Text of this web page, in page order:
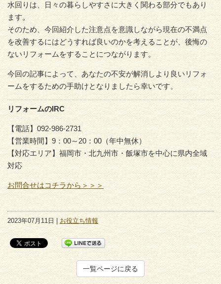
水回りは、日々の暮らしやすさに大きく関わる部分でもあり
ます。
そのため、今回紹介した注意点を意識しながら現在の不満点
を改善するにはどうすれば良いのかを考えることが、後悔の
ないリフォームをすることにつながります。
今回の記事によって、あなたの不安が解消しより良いリフォ
ームをするための手助けとなりましたら幸いです。
リフォームのIRC
【電話】092-986-2731
【営業時間】9：00～20：00（年中無休）
【対応エリア】福岡市・北九州市・飯塚市を中心に県内全域
対応
お問合せはコチラから＞＞＞
2023年07月11日 | お役立ち情報
一覧ページに戻る